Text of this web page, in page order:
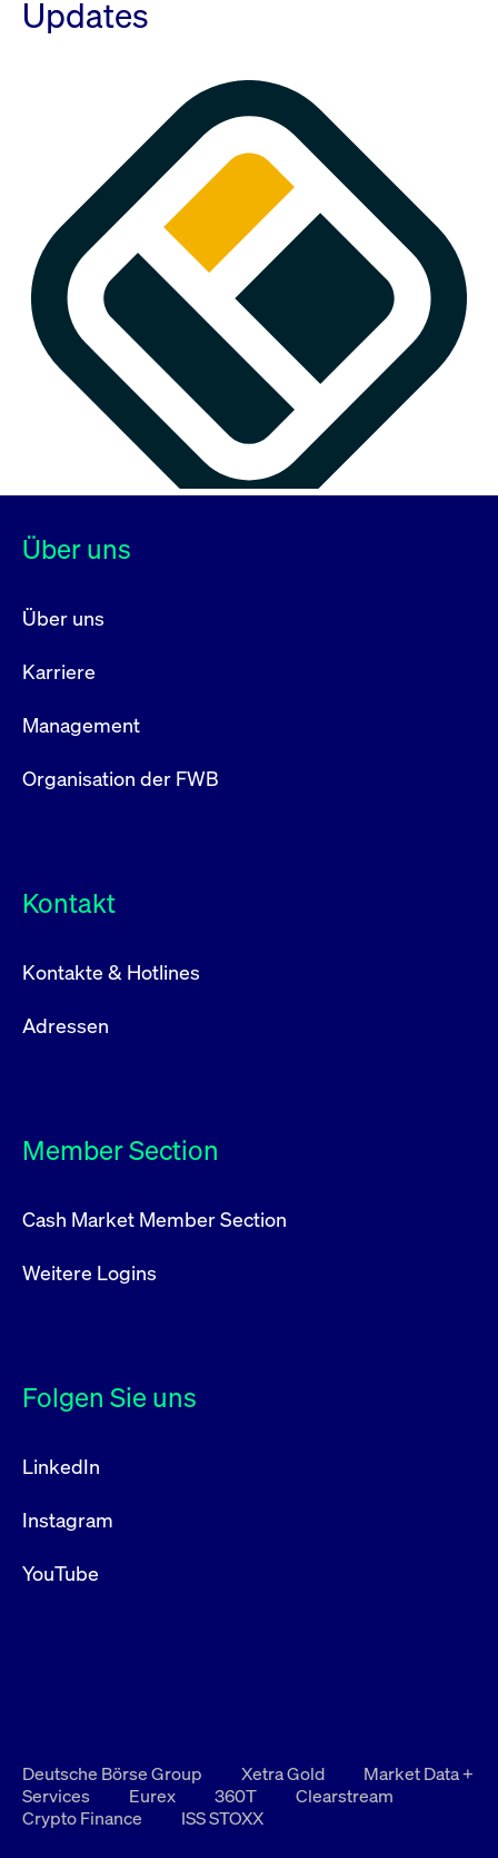
Updates
Über uns
Über uns
Karriere
Management
Organisation der FWB
Kontakt
Kontakte & Hotlines
Adressen
Member Section
Cash Market Member Section
Weitere Logins
Folgen Sie uns
LinkedIn
Instagram
YouTube
Deutsche Börse Group Xetra Gold
Market Data +
Services
Eurex 360T
Clearstream
Crypto Finance
ISS STOXX